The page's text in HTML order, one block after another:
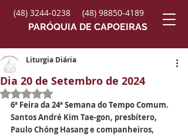
(48) 3244-0238
(48) 98850-4189
PARÓQUIA DE CAPOEIRAS
Dia 20 de Setembro de 2024
Liturgia Diária
Avaliado com NaN de 5 estrelas.
6ª Feira da 24ª Semana do Tempo Comum.
Santos André Kim Tae-gon, presbítero,
Paulo Chóng Hasang e companheiros,